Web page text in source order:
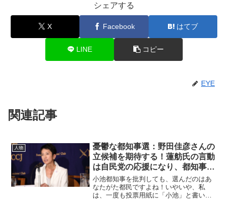
シェアする
X Facebook はてブ
LINE コピー
EYE
関連記事
人物
憂鬱な都知事選：野田佳彦さんの
立候補を期待する！蓮舫氏の言動
は自民党の応援になり、都知事選
の立候補は小池氏の応援になる
小池都知事を批判しても、選んだのはあ
なたがた都民ですよね！いやいや、私
は、一度も投票用紙に「小池」と書いた